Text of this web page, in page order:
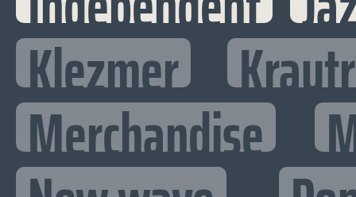
Klezmer
Merchandise